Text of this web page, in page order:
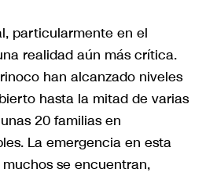
particularmente en el
realidad aún más crítica.
han alcanzado niveles
hasta la mitad de varias
20 familias en
La emergencia en esta
se encuentran,